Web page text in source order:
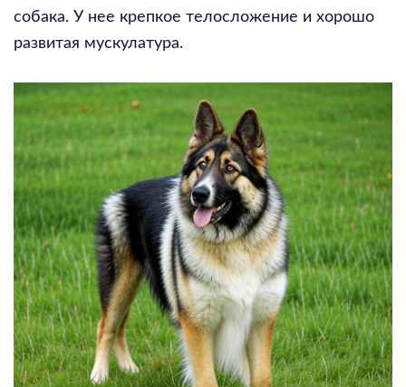
собака. У нее крепкое телосложение и хорошо
развитая мускулатура.